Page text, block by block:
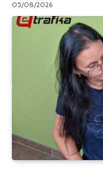
05/08/2026